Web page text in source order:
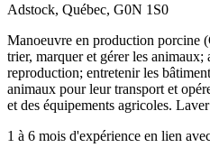
Adstock, Québec, G0N 1S0
Manoeuvre en production porcine
trier, marquer et gérer les animaux;
reproduction; entretenir les
animaux pour leur transport et
et des équipements agricoles.
1 à 6 mois d'expérience en lien